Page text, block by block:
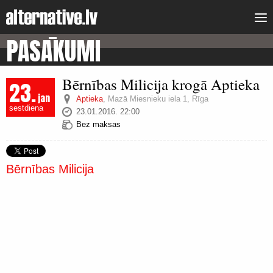
PASĀKUMI
23.jan
sestdiena
Bērnības Milicija krogā Aptieka
Aptieka, Mazā Miesnieku iela 1, Rīga
23.01.2016. 22:00
Bez maksas
Bērnības Milicija